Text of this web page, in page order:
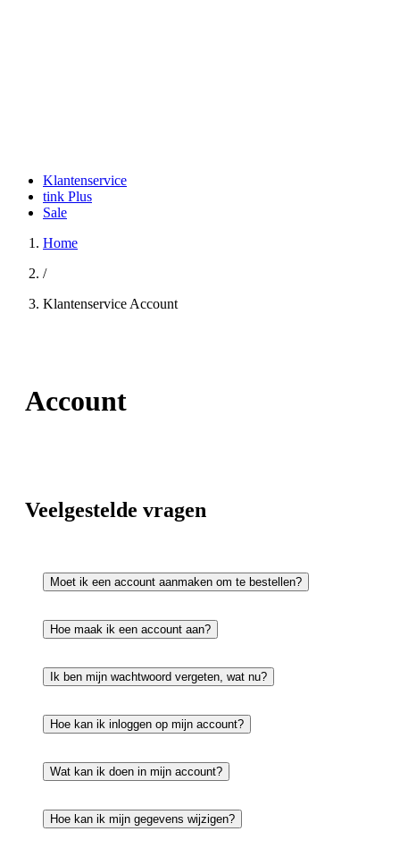
Klantenservice
tink Plus
Sale
Home
/
Klantenservice Account
Account
Veelgestelde vragen
Moet ik een account aanmaken om te bestellen?
Hoe maak ik een account aan?
Ik ben mijn wachtwoord vergeten, wat nu?
Hoe kan ik inloggen op mijn account?
Wat kan ik doen in mijn account?
Hoe kan ik mijn gegevens wijzigen?